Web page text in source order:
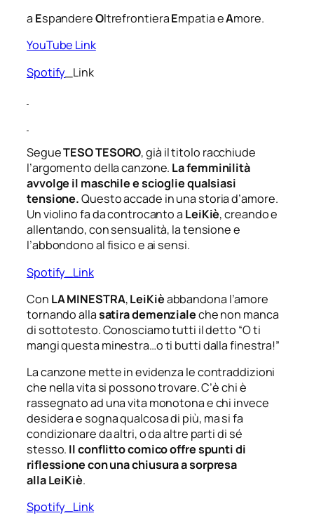
a EspandereOltrefrontieraEmpatia eAmore.
YouTube Link
Spotify _Link
SegueTESO TESORO, già il titolo racchiude
l’argomento della canzone. La femminilità
avvolge il maschile e scioglie qualsiasi
tensione.Questo accade in una storia d’amore.
Un violino fa da controcanto a LeiKiè, creando e
allentando, con sensualità, la tensione e
l’abbondono al fisico e ai sensi.
Spotify_Link
Con LA MINESTRA,LeiKièabbandona l’amore
tornando allasatira demenzialeche non manca
di sottotesto. Conosciamo tutti il detto “O ti
mangi questa minestra…o ti butti dalla finestra!”
La canzone mette in evidenza le contraddizioni
che nella vita si possono trovare. C’è chi è
rassegnato ad una vita monotona e chi invece
desidera e sognaqualcosa di più, ma si fa
condizionare da altri, o da altre parti di sé
stesso. Ilconflitto comico offre spunti di
riflessionecon una chiusura a sorpresa
allaLeiKiè.
Spotify_Link